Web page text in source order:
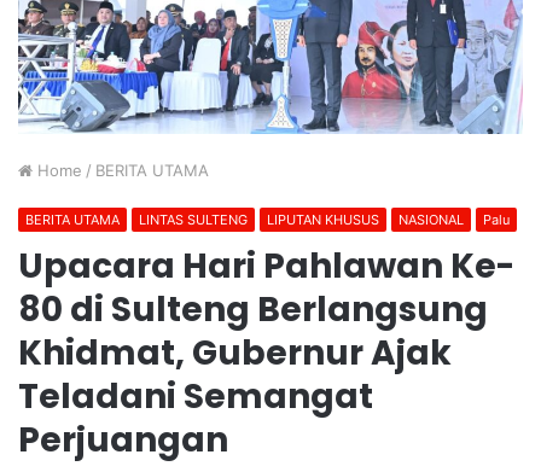
Home / BERITA UTAMA
BERITA UTAMA LINTAS SULTENG LIPUTAN KHUSUS NASIONAL Palu
Upacara Hari Pahlawan Ke-
80 di Sulteng Berlangsung
Khidmat, Gubernur Ajak
Teladani Semangat
Perjuangan